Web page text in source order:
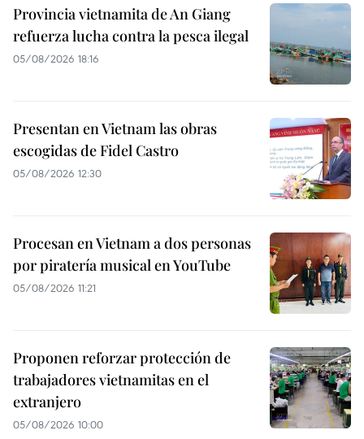
Provincia vietnamita de An Giang
refuerza lucha contra la pesca ilegal
05/08/2026 18:16
Presentan en Vietnam las obras
escogidas de Fidel Castro
05/08/2026 12:30
Procesan en Vietnam a dos personas
por piratería musical en YouTube
05/08/2026 11:21
Proponen reforzar protección de
trabajadores vietnamitas en el
extranjero
05/08/2026 10:00